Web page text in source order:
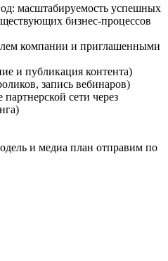
масштабируемость успешных
бизнес-процессов
компании и приглашенными
и публикация контента)
запись вебинаров)
партнерской сети через
и медиа план отправим по